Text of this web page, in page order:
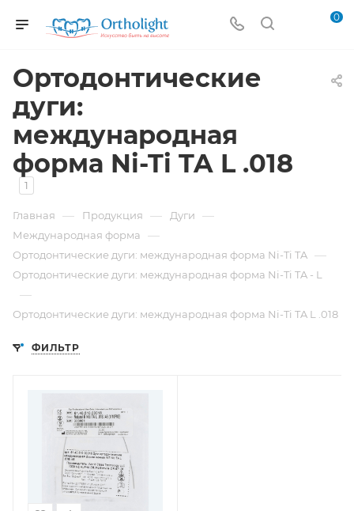
0
Ортодонтические
дуги:
международная
форма Ni-Ti TA L .018
1
Главная — Продукция — Дуги —
Международная форма —
Ортодонтические дуги: международная форма Ni-Ti TA —
Ортодонтические дуги: международная форма Ni-Ti TA - L
—
Ортодонтические дуги: международная форма Ni-Ti TA L .018
ФИЛЬТР